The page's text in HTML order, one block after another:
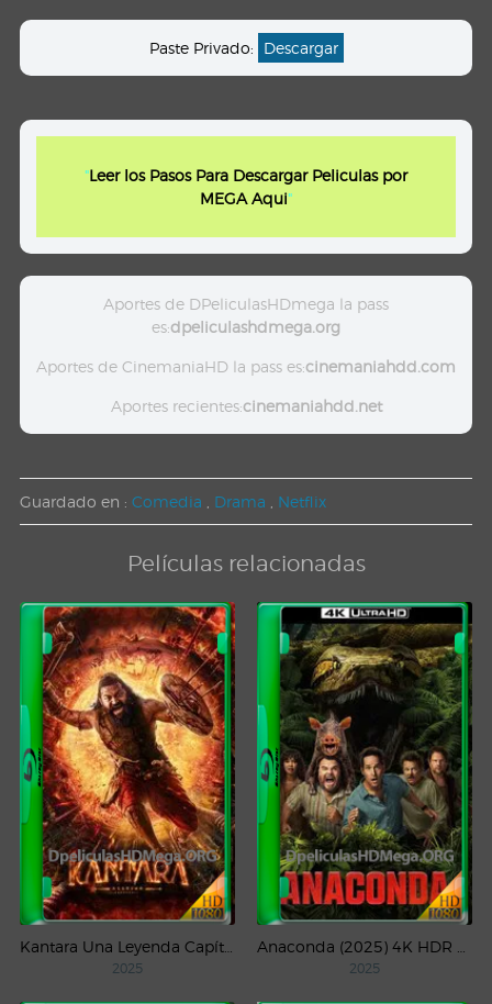
Paste Privado: Descargar
"Leer los Pasos Para Descargar Peliculas por
MEGA Aqui"
Aportes de DPeliculasHDmega la pass
es:dpeliculashdmega.org
Aportes de CinemaniaHD la pass es:cinemaniahdd.com
Aportes recientes:cinemaniahdd.net
Guardado en : Comedia Drama Netflix
Películas relacionadas
2025 2025